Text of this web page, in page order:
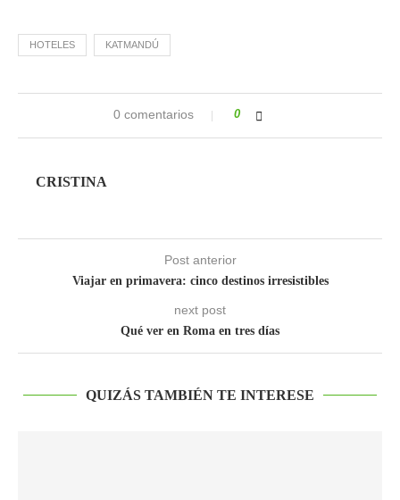
HOTELES KATMANDÚ
0 comentarios 0
CRISTINA
Post anterior
Viajar en primavera: cinco destinos irresistibles
next post
Qué ver en Roma en tres días
QUIZÁS TAMBIÉN TE INTERESE